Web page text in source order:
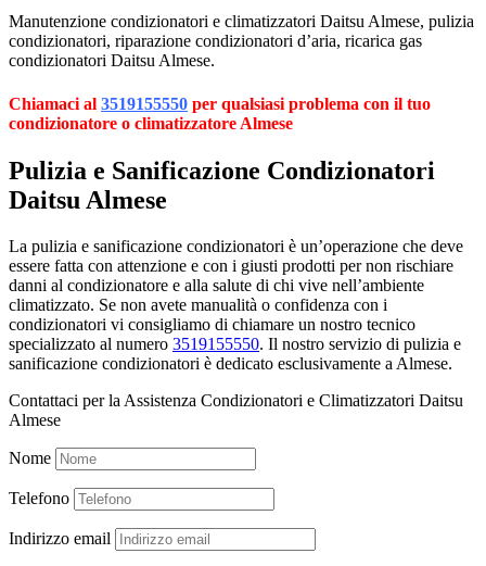
Manutenzione condizionatori e climatizzatori Daitsu Almese, pulizia
condizionatori, riparazione condizionatori d’aria, ricarica gas
condizionatori Daitsu Almese.
Chiamaci al 3519155550 per qualsiasi problema con il tuo
condizionatore o climatizzatore Almese
Pulizia e Sanificazione Condizionatori
Daitsu Almese
La pulizia e sanificazione condizionatori è un’operazione che deve
essere fatta con attenzione e con i giusti prodotti per non rischiare
danni al condizionatore e alla salute di chi vive nell’ambiente
climatizzato. Se non avete manualità o confidenza con i
condizionatori vi consigliamo di chiamare un nostro tecnico
specializzato al numero 3519155550. Il nostro servizio di pulizia e
sanificazione condizionatori è dedicato esclusivamente a Almese.
Contattaci per la Assistenza Condizionatori e Climatizzatori Daitsu
Almese
Nome
Telefono
Indirizzo email